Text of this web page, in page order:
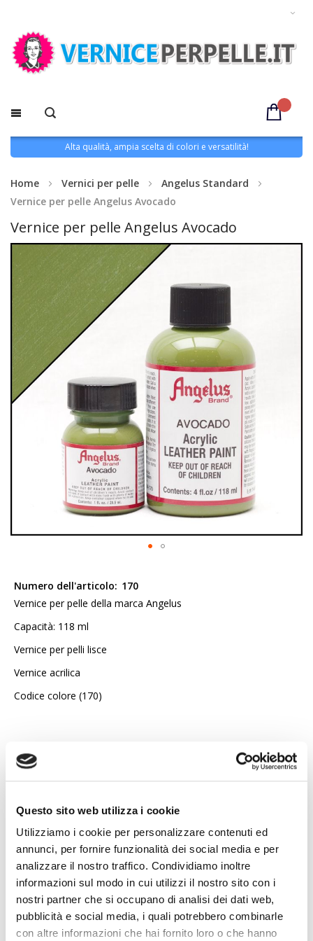
Questo sito web utilizza i cookie
Utilizziamo i cookie per personalizzare contenuti ed
annunci, per fornire funzionalità dei social media e per
analizzare il nostro traffico. Condividiamo inoltre
informazioni sul modo in cui utilizzi il nostro sito con i
nostri partner che si occupano di analisi dei dati web,
pubblicità e social media, i quali potrebbero combinarle
con altre informazioni che hai fornito loro o che hanno
Alta qualità, ampia scelta di colori e versatilità!
Home Vernici per pelle
Angelus Standard
Vernice per pelle Angelus Avocado
Vernice per pelle Angelus Avocado
Vai
alla
fine
galleria
immagini
all'inizio
di
immagini
Numero dell'articolo: 170
Vernice per pelle della marca Angelus
Capacità: 118 ml
Vernice per pelli lisce
Vernice acrilica
Codice colore (170)
6,45 €
NEL CESTINO
Descrizione prodotto
D'ora in poi potrai verniciare o ritoccare da solo qualsiasi pelle.